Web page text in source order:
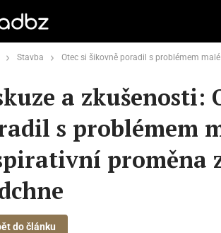
Stavba Otec si šikovně poradil s problémem malé jídelny. Inspirativní proměna za pár
a zkušenosti:
s problémem
proměna
do článku